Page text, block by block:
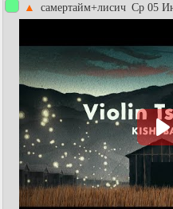
▲ самертайм+лисич Ср 05